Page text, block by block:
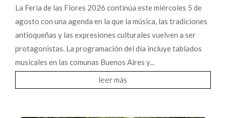
La Feria de las Flores 2026 continúa este miércoles 5 de
agosto con una agenda en la que la música, las tradiciones
antioqueñas y las expresiones culturales vuelven a ser
protagonistas. La programación del día incluye tablados
musicales en las comunas Buenos Aires y...
leer más